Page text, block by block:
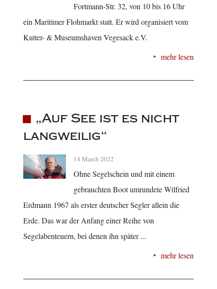
Fortmann-Str. 32, von 10 bis 16 Uhr
ein Maritimer Flohmarkt statt. Er wird organisiert vom
Kutter- & Museumshaven Vegesack e.V.
mehr lesen
„Auf See ist es nicht
langweilig“
14 March 2022
Ohne Segelschein und mit einem
gebrauchten Boot umrundete Wilfried
Erdmann 1967 als erster deutscher Segler allein die
Erde. Das war der Anfang einer Reihe von
Segelabenteuern, bei denen ihn später ...
mehr lesen